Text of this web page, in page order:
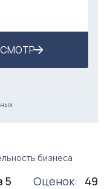
бизнеса
5 Оценок: 49